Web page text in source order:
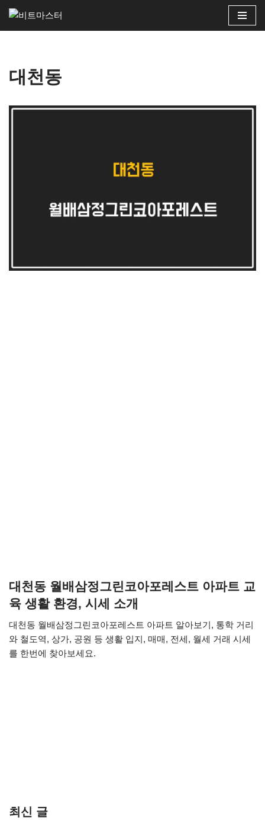
콘
로
대천동
대천동 월배삼정그린코아포레스트 아파트 교
육 생활 환경, 시세 소개
대천동 월배삼정그린코아포레스트 아파트 알아보기, 통학 거리
와 철도역, 상가, 공원 등 생활 입지, 매매, 전세, 월세 거래 시세
를 한번에 찾아보세요.
최신 글